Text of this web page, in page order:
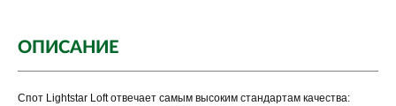
ОПИСАНИЕ
Спот Lightstar Loft отвечает самым высоким стандартам качества: